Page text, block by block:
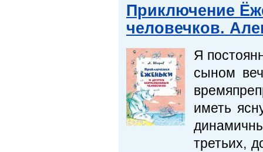
Приключение
человечков.
Я
сыном
иметь
третьих,